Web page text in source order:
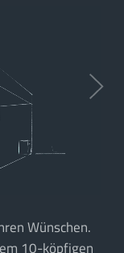
Wünschen.
10-köpfigen